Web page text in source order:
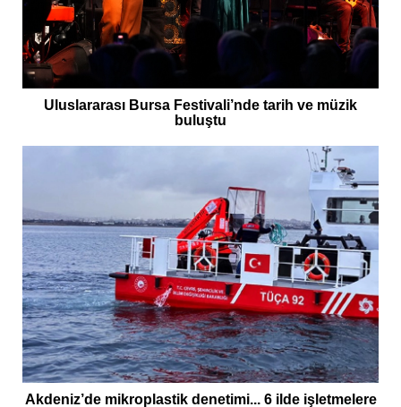
Uluslararası Bursa Festivali’nde tarih ve müzik
buluştu
Akdeniz’de mikroplastik denetimi... 6 ilde işletmelere